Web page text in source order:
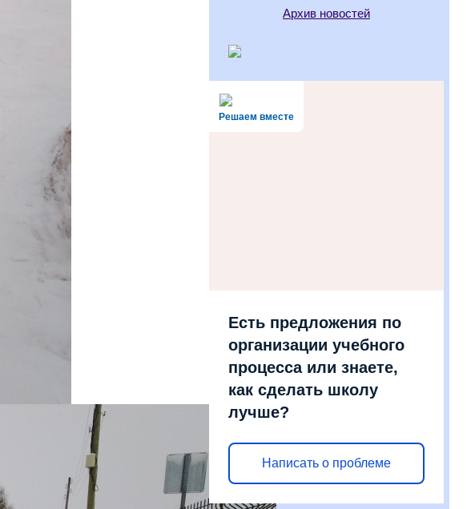
Архив новостей
Решаем вместе
Есть предложения по
организации учебного
процесса или знаете,
как сделать школу
лучше?
Написать о проблеме